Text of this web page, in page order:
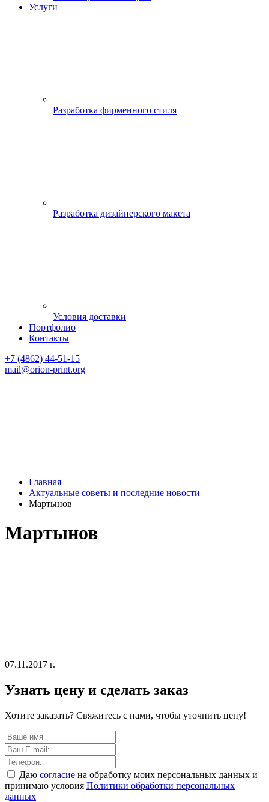
Услуги
Разработка фирменного стиля
Разработка дизайнерского макета
Условия доставки
Портфолио
Контакты
+7 (4862) 44-51-15
mail@orion-print.org
Главная
Актуальные советы и последние новости
Мартынов
Мартынов
07.11.2017 г.
Узнать цену и сделать заказ
Хотите заказать? Свяжитесь с нами, чтобы уточнить цену!
Даю согласие на обработку моих персональных данных и
принимаю условия Политики обработки персональных
данных